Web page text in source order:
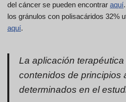
del cáncer se pueden encontrar aquí
los gránulos con polisacáridos 32%
aquí.
La aplicación
contenidos de principios
determinados en el